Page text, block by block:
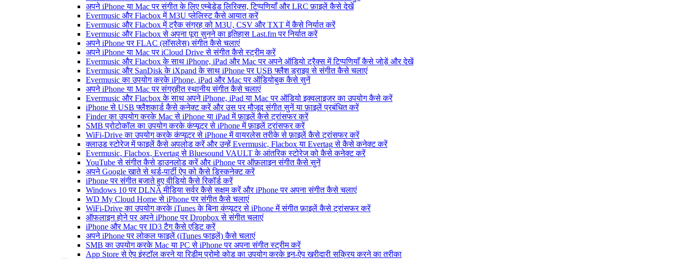
अपने iPhone या Mac पर संगीत के लिए एम्बेडेड लिरिक्स, टिप्पणियाँ और LRC फ़ाइलें कैसे देखें
Evermusic और Flacbox में M3U प्लेलिस्ट कैसे आयात करें
Evermusic और Flacbox में ट्रैक संग्रह को M3U, CSV और TXT में कैसे निर्यात करें
Evermusic और Flacbox से अपना पूरा सुनने का इतिहास Last.fm पर निर्यात करें
अपने iPhone पर FLAC (लॉसलेस) संगीत कैसे चलाएं
अपने iPhone या Mac पर iCloud Drive से संगीत कैसे स्ट्रीम करें
Evermusic और Flacbox के साथ iPhone, iPad और Mac पर अपने ऑडियो ट्रैक्स में टिप्पणियाँ कैसे जोड़ें और देखें
Evermusic और SanDisk के iXpand के साथ iPhone पर USB फ्लैश ड्राइव से संगीत कैसे चलाएं
Evermusic का उपयोग करके iPhone, iPad और Mac पर ऑडियोबुक कैसे सुनें
अपने iPhone या Mac पर संग्रहीत स्थानीय संगीत कैसे चलाएं
Evermusic और Flacbox के साथ अपने iPhone, iPad या Mac पर ऑडियो इक्वलाइज़र का उपयोग कैसे करें
iPhone से USB फ्लैशकार्ड कैसे कनेक्ट करें और उस पर मौजूद संगीत सुनें या फ़ाइलें प्रबंधित करें
Finder का उपयोग करके Mac से iPhone या iPad में फ़ाइलें कैसे ट्रांसफर करें
SMB प्रोटोकॉल का उपयोग करके कंप्यूटर से iPhone में फ़ाइलें ट्रांसफर करें
WiFi-Drive का उपयोग करके कंप्यूटर से iPhone में वायरलेस तरीके से फ़ाइलें कैसे ट्रांसफर करें
क्लाउड स्टोरेज में फाइलें कैसे अपलोड करें और उन्हें Evermusic, Flacbox या Evertag से कैसे कनेक्ट करें
Evermusic, Flacbox, Evertag से Bluesound VAULT के आंतरिक स्टोरेज को कैसे कनेक्ट करें
YouTube से संगीत कैसे डाउनलोड करें और iPhone पर ऑफ़लाइन संगीत कैसे सुनें
अपने Google खाते से थर्ड-पार्टी ऐप को कैसे डिस्कनेक्ट करें
iPhone पर संगीत बजाते हुए वीडियो कैसे रिकॉर्ड करें
Windows 10 पर DLNA मीडिया सर्वर कैसे सक्षम करें और iPhone पर अपना संगीत कैसे चलाएं
WD My Cloud Home से iPhone पर संगीत कैसे चलाएं
WiFi-Drive का उपयोग करके iTunes के बिना कंप्यूटर से iPhone में संगीत फ़ाइलें कैसे ट्रांसफर करें
ऑफलाइन होने पर अपने iPhone पर Dropbox से संगीत चलाएं
iPhone और Mac पर ID3 टैग कैसे एडिट करें
अपने iPhone पर लोकल फाइलें (iTunes फाइलें) कैसे चलाएं
SMB का उपयोग करके Mac या PC से iPhone पर अपना संगीत स्ट्रीम करें
App Store से ऐप इंस्टॉल करने या रिडीम प्रोमो कोड का उपयोग करके इन-ऐप खरीदारी सक्रिय करने का तरीका